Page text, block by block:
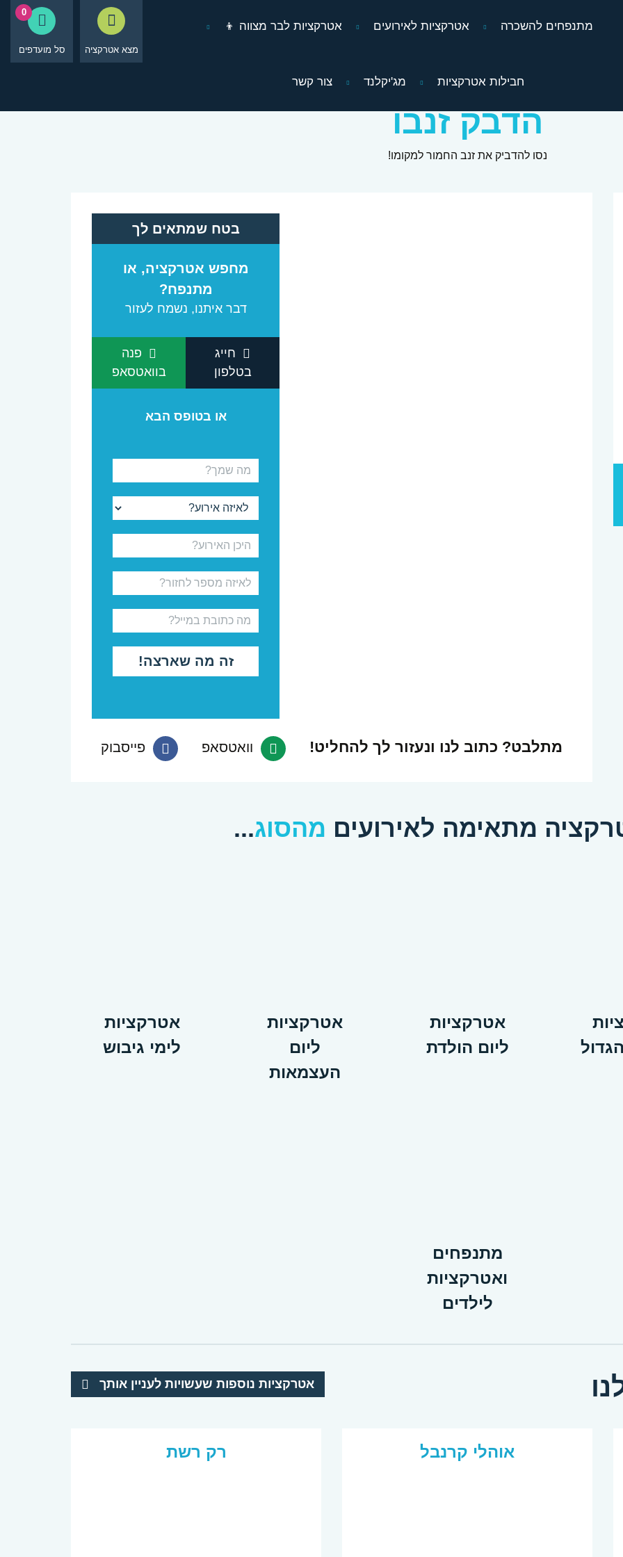
מתנפחים להשכרה אטרקציות לאירועים אטרקציות לבר מצווה 👦
חבילות אטרקציות מג'יקלנד צור קשר
מצא אטרקציה סל מועדפים
0
הדבק זנבו
נסו להדביק את זנב החמור למקומו!
בטח שמתאים לך
מחפש אטרקציה, או
מתנפח?
דבר איתנו, נשמח לעזור
חייג
בטלפון
פנה
בוואטסאפ
או בטופס הבא
מתלבט? כתוב לנו ונעזור לך להחליט!
פנהוואטסאפ
פנהפייסבוק
מתאימה לאירועים מהסוג...
אטרקציות
ליום הולדת
אטרקציות
ליום
העצמאות
אטרקציות
לימי גיבוש
מתנפחים
ואטרקציות
לילדים
אטרקציות נוספות שעשויות לעניין אותך
אוהלי קרנבל רק רשת